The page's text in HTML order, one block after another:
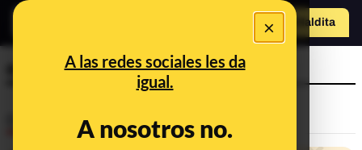
×
A las redes sociales les da
igual.
A nosotros no.
Hazte Maldita
espejo